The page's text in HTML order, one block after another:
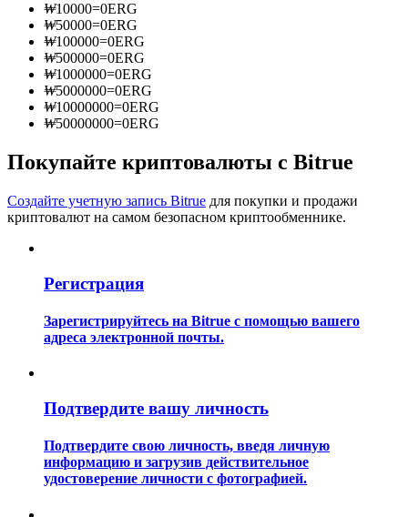
Наслаждайтесь распределением прибыли и комиссиями
за копи-трейдинг
Информация
Гид
Руководство для начинающих по фьючерсам
₩10000=0ERG
₩50000=0ERG
₩100000=0ERG
₩500000=0ERG
₩1000000=0ERG
₩5000000=0ERG
₩10000000=0ERG
₩50000000=0ERG
Покупайте криптовалюты с Bitrue
Создайте учетную запись Bitrue для покупки и продажи
криптовалют на самом безопасном криптообменнике.
Регистрация
Зарегистрируйтесь на Bitrue с помощью вашего
адреса электронной почты.
Подтвердите вашу личность
Подтвердите свою личность, введя личную
информацию и загрузив действительное
удостоверение личности с фотографией.